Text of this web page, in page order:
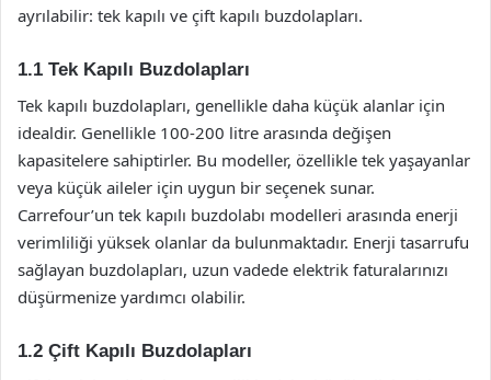
ayrılabilir: tek kapılı ve çift kapılı buzdolapları.
1.1 Tek Kapılı Buzdolapları
Tek kapılı buzdolapları, genellikle daha küçük alanlar için
idealdir. Genellikle 100-200 litre arasında değişen
kapasitelere sahiptirler. Bu modeller, özellikle tek yaşayanlar
veya küçük aileler için uygun bir seçenek sunar.
Carrefour’un tek kapılı buzdolabı modelleri arasında enerji
verimliliği yüksek olanlar da bulunmaktadır. Enerji tasarrufu
sağlayan buzdolapları, uzun vadede elektrik faturalarınızı
düşürmenize yardımcı olabilir.
1.2 Çift Kapılı Buzdolapları